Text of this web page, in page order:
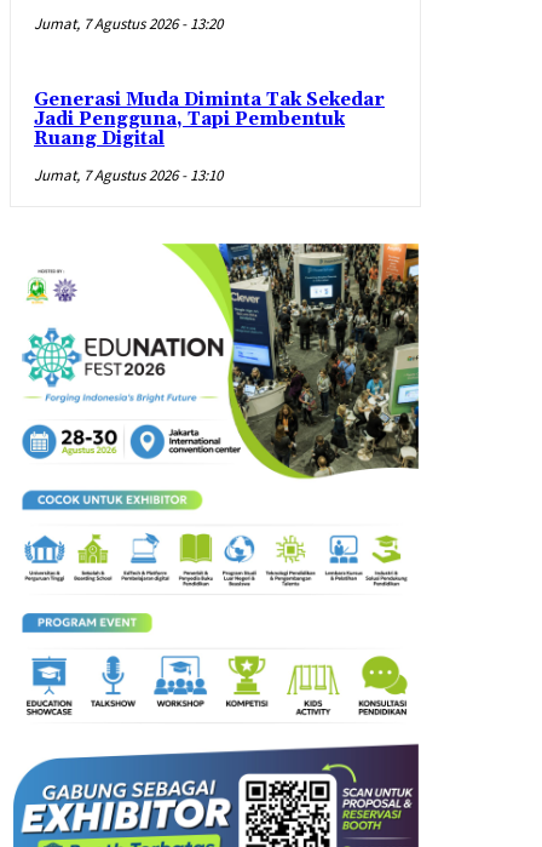
Jumat, 7 Agustus 2026 - 13:20
Generasi Muda Diminta Tak Sekedar
Jadi Pengguna, Tapi Pembentuk
Ruang Digital
Jumat, 7 Agustus 2026 - 13:10